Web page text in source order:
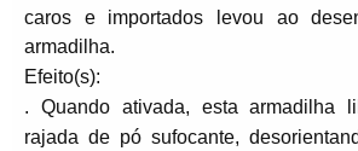
caros e importados levou ao
armadilha.
Efeito(s):
. Quando ativada, esta armadilha
rajada de pó sufocante,